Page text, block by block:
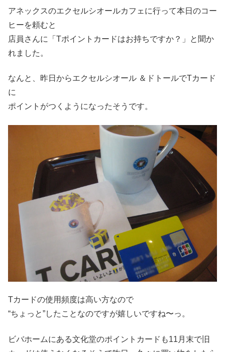
アネックスのエクセルシオールカフェに行って本日のコー
ヒーを頼むと
店員さんに「Tポイントカードはお持ちですか？」と聞か
れました。
なんと、昨日からエクセルシオール ＆ドトールでTカード
に
ポイントがつくようになったそうです。
Tカードの使用頻度は高い方なので
“ちょっと”したことなのですが嬉しいですね〜っ。
ビバホームにある文化堂のポイントカードも11月末で旧